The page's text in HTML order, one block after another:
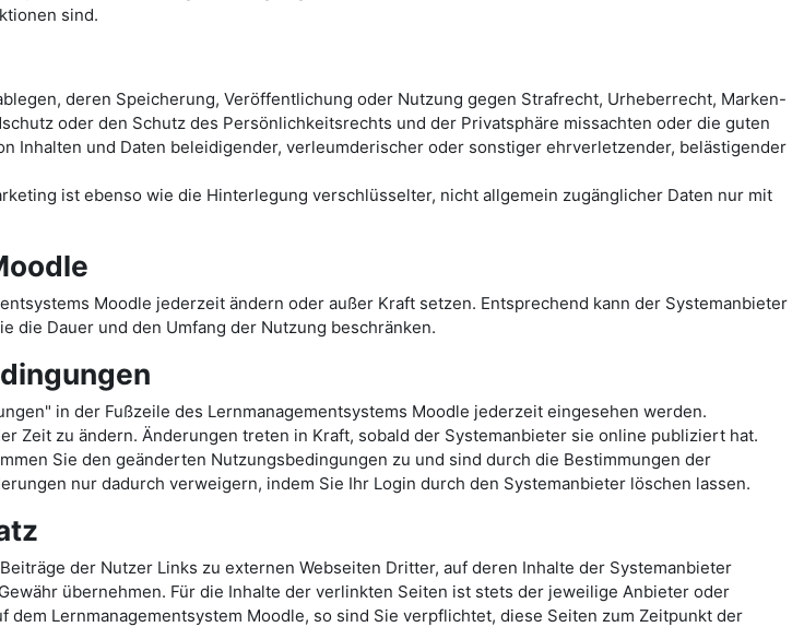
sind.
deren Speicherung, Veröffentlichung oder Nutzung gegen Strafrecht, Urheberrecht, Marken-
oder den Schutz des Persönlichkeitsrechts und der Privatsphäre missachten oder die guten
Inhalten und Daten beleidigender, verleumderischer oder sonstiger ehrverletzender, belästigender
ist ebenso wie die Hinterlegung verschlüsselter, nicht allgemein zugänglicher Daten nur mit
Moodle jederzeit ändern oder außer Kraft setzen. Entsprechend kann der Systemanbieter
die Dauer und den Umfang der Nutzung beschränken.
in der Fußzeile des Lernmanagementsystems Moodle jederzeit eingesehen werden.
Zeit zu ändern. Änderungen treten in Kraft, sobald der Systemanbieter sie online publiziert hat.
Sie den geänderten Nutzungsbedingungen zu und sind durch die Bestimmungen der
nur dadurch verweigern, indem Sie Ihr Login durch den Systemanbieter löschen lassen.
der Nutzer Links zu externen Webseiten Dritter, auf deren Inhalte der Systemanbieter
übernehmen. Für die Inhalte der verlinkten Seiten ist stets der jeweilige Anbieter oder
Lernmanagementsystem Moodle, so sind Sie verpflichtet, diese Seiten zum Zeitpunkt der